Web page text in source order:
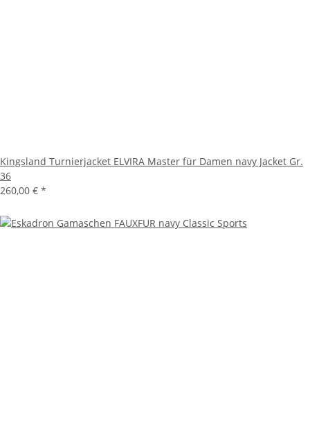
Kingsland Turnierjacket ELVIRA Master für Damen navy Jacket Gr.
36
260,00 € *